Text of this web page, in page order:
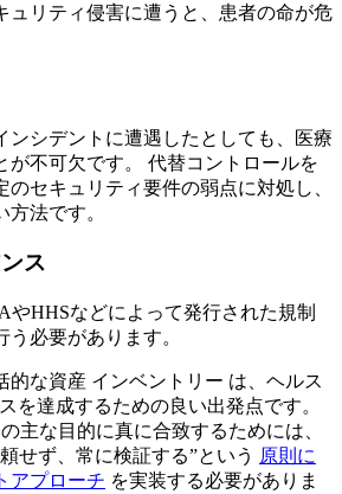
ュリティ侵害に遭うと、患者の命が危
ンシデントに遭遇したとしても、医療
が不可欠です。 代替コントロールを
セキュリティ要件の弱点に対処し、
方法です。
ス
やHHSなどによって発行された規制
う必要があります。
的な資産 インベントリー は、ヘルス
を達成するための良い出発点です。
主な目的に真に合致するためには、
せず、常に検証する”という 原則に
アプローチ を実装する必要がありま